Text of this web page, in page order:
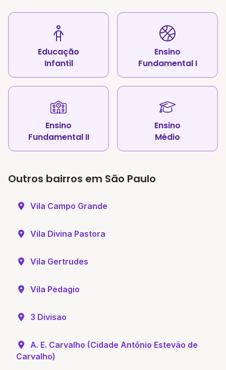
Educação
Infantil
Ensino
Fundamental I
Ensino
Fundamental II
Ensino
Médio
Outros bairros em São Paulo
Vila Campo Grande
Vila Divina Pastora
Vila Gertrudes
Vila Pedagio
3 Divisao
A. E. Carvalho (Cidade Antônio Estevão de
Carvalho)